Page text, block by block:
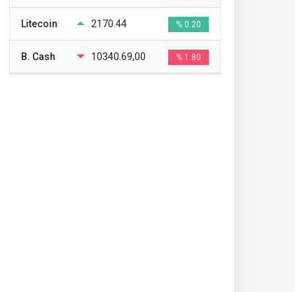
Litecoin 2170.44 % 0.20
B. Cash 10340.69,00 % 1.80